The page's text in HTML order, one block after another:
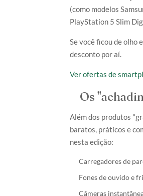
(como modelos
PlayStation 5 Slim
Se você ficou de olho
desconto por aí.
Ver ofertas de
Os
Além dos produtos
baratos, práticos e
nesta edição:
Carregadores de
Fones de ouvido e
Câmeras